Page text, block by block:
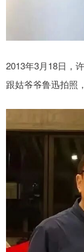
2013年3月18日，
跟姑爷爷鲁迅拍照